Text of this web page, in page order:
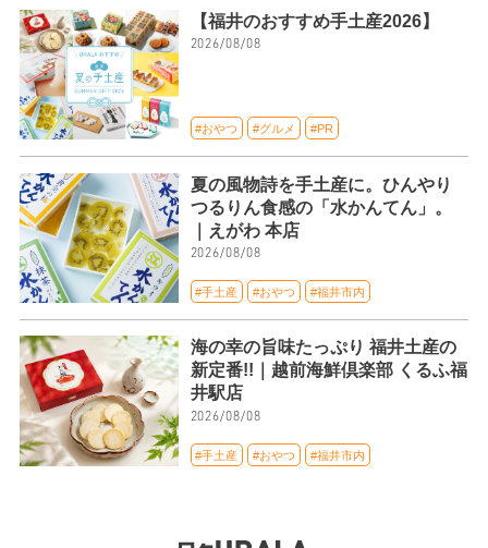
【福井のおすすめ手土産2026】
2026/08/08
#おやつ #グルメ #PR
夏の風物詩を手土産に。ひんやり
つるりん食感の「水かんてん」。
｜えがわ 本店
2026/08/08
#手土産 #おやつ #福井市内
海の幸の旨味たっぷり 福井土産の
新定番!!｜越前海鮮倶楽部 くるふ福
井駅店
2026/08/08
#手土産 #おやつ #福井市内